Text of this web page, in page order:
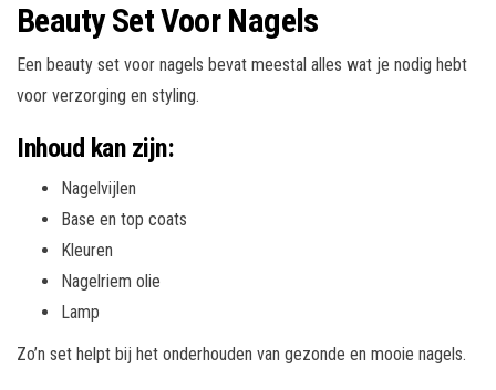
Beauty Set Voor Nagels
Een beauty set voor nagels bevat meestal alles wat je nodig hebt
voor verzorging en styling.
Inhoud kan zijn:
Nagelvijlen
Base en top coats
Kleuren
Nagelriem olie
Lamp
Zo’n set helpt bij het onderhouden van gezonde en mooie nagels.